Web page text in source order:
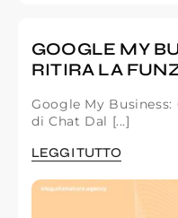
GOOGLE MY
RITIRA LA
Google My
di Chat Dal [...]
LEGGI TUTTO